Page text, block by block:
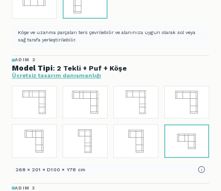
Köşe ve uzanma parçaları ters çevrilebilir ve alanınıza uygun olarak sol veya
sağ tarafa yerleştirilebilir.
ADIM 2
Model Tipi: 2 Tekli + Puf + Köşe
Ücretsiz tasarım danışmanlığı
268 × 201 × D100 × Y78 cm
ADIM 3